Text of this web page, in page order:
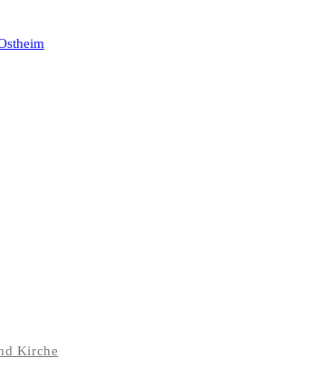
Kirche